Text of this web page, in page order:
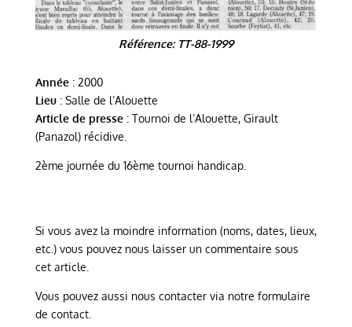
Référence: TT-88-1999
Année : 2000
Lieu: Salle de l’Alouette
Article de presse: Tournoi de l’Alouette, Girault
(Panazol) récidive.
2ème journée du 16ème tournoi handicap.
Si vous avez la moindre information (noms, dates, lieux,
etc.) vous pouvez nous laisser un commentaire sous
cet article.
Vous pouvez aussi nous contacter via notre formulaire
de contact.